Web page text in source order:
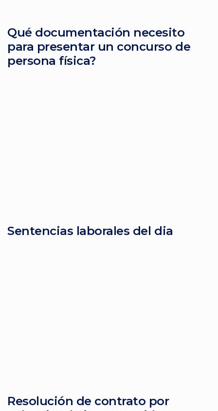
Qué documentación necesito
para presentar un concurso de
persona física?
Sentencias laborales del dia
Resolución de contrato por